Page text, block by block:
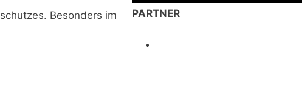
Besonders im
PARTNER